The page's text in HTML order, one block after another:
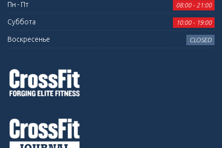
Пн - Пт 08:00 - 21:00
Суббота 10:00 - 19:00
Воскресенье CLOSED